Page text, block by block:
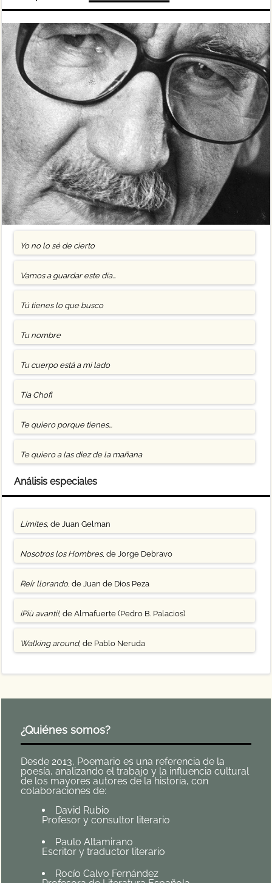
Yo no lo sé de cierto
Vamos a guardar este día…
Tú tienes lo que busco
Tu nombre
Tu cuerpo está a mi lado
Tía Chofi
Te quiero porque tienes…
Te quiero a las diez de la mañana
Análisis especiales
Límites, de Juan Gelman
Nosotros los Hombres, de Jorge Debravo
Reír llorando, de Juan de Dios Peza
¡Più avanti!, de Almafuerte (Pedro B. Palacios)
Walking around, de Pablo Neruda
¿Quiénes somos?
Desde 2013, Poemario es una referencia de la
poesía, analizando el trabajo y la influencia cultural
de los mayores autores de la historia, con
colaboraciones de:
David Rubio
Profesor y consultor literario
Paulo Altamirano
Escritor y traductor literario
Rocío Calvo Fernández